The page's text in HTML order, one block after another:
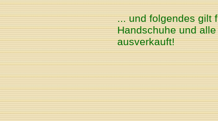
... und folgendes gilt
Handschuhe und
ausverkauft!